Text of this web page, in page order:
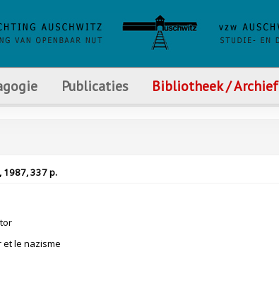
Publicaties Bibliotheek / Archief
1987, 337 p.
et le nazisme